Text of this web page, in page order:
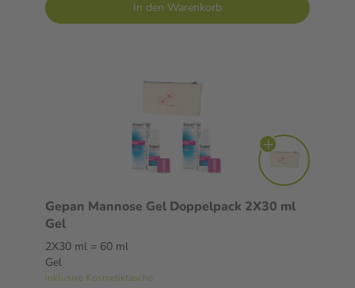
In den Warenkorb
Gepan Mannose Gel Doppelpack 2X30 ml
Gel
2X30 ml = 60 ml
Gel
inklusive Kosmetiktasche